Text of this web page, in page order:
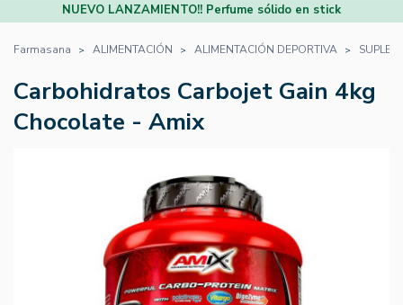
NUEVO LANZAMIENTO!! Perfume sólido en stick
Farmasana ALIMENTACIÓN ALIMENTACIÓN DEPORTIVA
Carbohidratos Carbojet Gain 4kg
Chocolate - Amix